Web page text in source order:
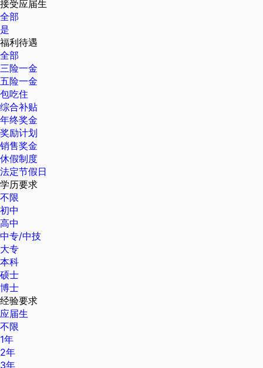
接受应届生
全部
是
福利待遇
全部
三险一金
五险一金
包吃住
综合补贴
年终奖金
奖励计划
销售奖金
休假制度
法定节假日
学历要求
不限
初中
高中
中专/中技
大专
本科
硕士
博士
经验要求
应届生
不限
1年
2年
3年